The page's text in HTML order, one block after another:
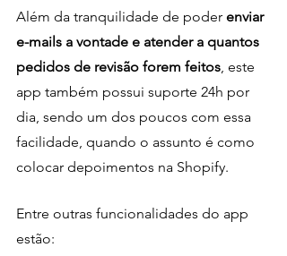
Além da tranquilidade de poder enviar
e-mails a vontade e atender a quantos
pedidos de revisão forem feitos , este
app também possui suporte 24h por
dia, sendo um dos poucos com essa
facilidade, quando o assunto é como
colocar depoimentos na Shopify.
Entre outras funcionalidades do app
estão: